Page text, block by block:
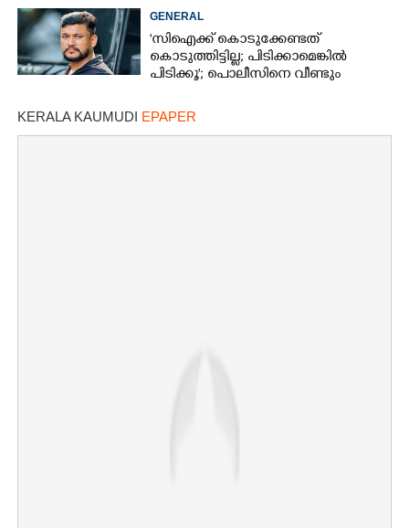
GENERAL
'സിഐക്ക് കൊടുക്കേണ്ടത്
കൊടുത്തിട്ടില്ല; പിടിക്കാമെങ്കിൽ
പിടിക്കൂ'; പൊലീസിനെ വീണ്ടും
KERALA KAUMUDI EPAPER